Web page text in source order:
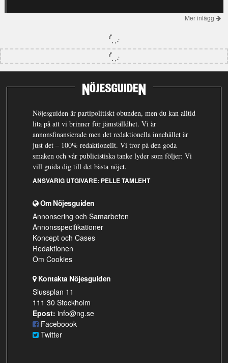
Mer inlägg
Nöjesguiden är partipolitiskt obunden, men du kan alltid
lita på att vi brinner för jämställdhet. Vi är
annonsfinansierade men det redaktionella innehållet är
just det – 100% redaktionellt. Vi tror på den goda
smaken och vår publicistiska tanke lyder som följer: Vi
vill guida dig till det bästa nöjet.
ANSVARIG UTGIVARE: PELLE TAMLEHT
Om Nöjesguiden
Annonsering och Samarbeten
Annonsspecifikationer
Koncept och Cases
Redaktionen
Om Cookies
Kontakta Nöjesguiden
Slussplan 11
111 30 Stockholm
Epost: info@ng.se
Faceboook
Twitter